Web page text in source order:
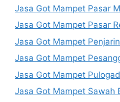
Jasa Got Mampet Pasar
Jasa Got Mampet Pasar
Jasa Got Mampet
Jasa Got Mampet
Jasa Got Mampet
Jasa Got Mampet Sawah